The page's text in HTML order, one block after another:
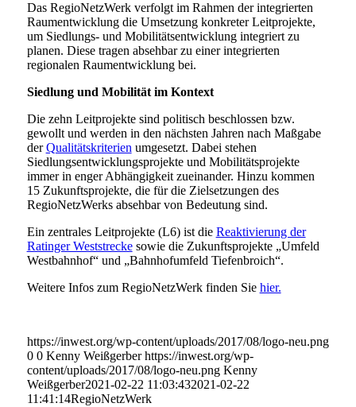
Das RegioNetzWerk verfolgt im Rahmen der integrierten
Raumentwicklung die Umsetzung konkreter Leitprojekte,
um Siedlungs- und Mobilitätsentwicklung integriert zu
planen. Diese tragen absehbar zu einer integrierten
regionalen Raumentwicklung bei.
Siedlung und Mobilität im Kontext
Die zehn Leitprojekte sind politisch beschlossen bzw.
gewollt und werden in den nächsten Jahren nach Maßgabe
derQualitätskriterien umgesetzt. Dabei stehen
Siedlungsentwicklungsprojekte und Mobilitätsprojekte
immer in enger Abhängigkeit zueinander. Hinzu kommen
15 Zukunftsprojekte, die für die Zielsetzungen des
RegioNetzWerks absehbar von Bedeutung sind.
Ein zentrales Leitprojekte (L6) ist die Reaktivierung der
Ratinger Weststreckesowie die Zukunftsprojekte „Umfeld
Westbahnhof“ und „Bahnhofumfeld Tiefenbroich“.
Weitere Infos zum RegioNetzWerk finden Sie hier.
https://inwest.org/wp-content/uploads/2017/08/logo-neu.png
0 0 Kenny Weißgerber https://inwest.org/wp-
content/uploads/2017/08/logo-neu.png Kenny
Weißgerber2021-02-22 11:03:432021-02-22
11:41:14RegioNetzWerk